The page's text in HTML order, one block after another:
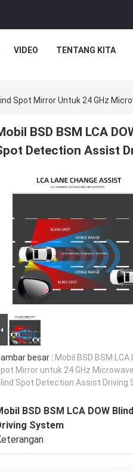
VIDEO TENTANG KITA
Spot Mirror Untuk 24 GHz
BSD BSM LCA
Detection Assist
besar : Mobil BSD BSM LCA
Mirror untuk 24 GHz
Spot Detection Assist Driving
BSD BSM LCA DOW
System